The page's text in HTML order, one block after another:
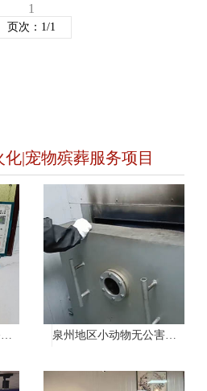
1
页次：1/1
|宠物殡葬服务项目
开具宠物火化火葬服务证明 泉州地区小动物无公害处理